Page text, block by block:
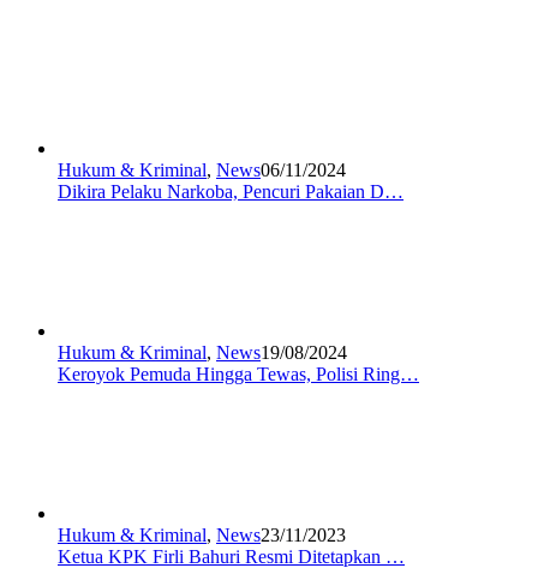
Hukum & Kriminal, News06/11/2024
Dikira Pelaku Narkoba, Pencuri Pakaian D…
Hukum & Kriminal, News19/08/2024
Keroyok Pemuda Hingga Tewas, Polisi Ring…
Hukum & Kriminal, News23/11/2023
Ketua KPK Firli Bahuri Resmi Ditetapkan …